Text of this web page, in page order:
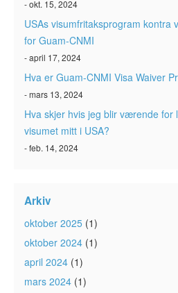
- okt. 15, 2024
USAs visumfritaksprogram kontra
for Guam-CNMI
- april 17, 2024
Hva er Guam-CNMI Visa Waiver
- mars 13, 2024
Hva skjer hvis jeg blir værende for
visumet mitt i USA?
- feb. 14, 2024
Arkiv
oktober 2025 (1)
oktober 2024 (1)
april 2024 (1)
mars 2024 (1)